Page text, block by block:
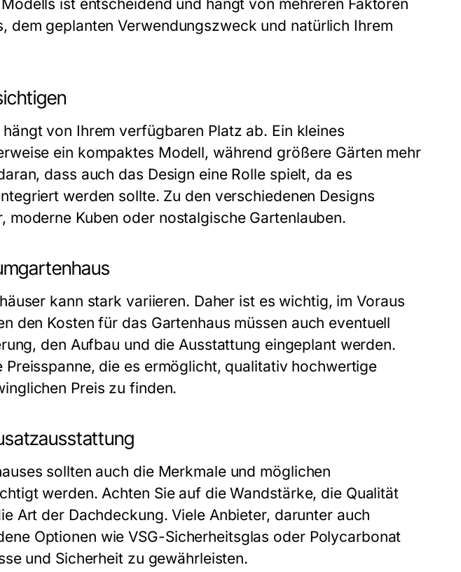
ist entscheidend und hängt von mehreren Faktoren
dem geplanten Verwendungszweck und natürlich Ihrem
von Ihrem verfügbaren Platz ab. Ein kleines
ein kompaktes Modell, während größere Gärten mehr
dass auch das Design eine Rolle spielt, da es
werden sollte. Zu den verschiedenen Designs
moderne Kuben oder nostalgische Gartenlauben.
kann stark variieren. Daher ist es wichtig, im Voraus
den Kosten für das Gartenhaus müssen auch eventuell
den Aufbau und die Ausstattung eingeplant werden.
die es ermöglicht, qualitativ hochwertige
Preis zu finden.
sollten auch die Merkmale und möglichen
werden. Achten Sie auf die Wandstärke, die Qualität
Art der Dachdeckung. Viele Anbieter, darunter auch
Optionen wie VSG-Sicherheitsglas oder Polycarbonat
und Sicherheit zu gewährleisten.